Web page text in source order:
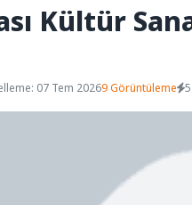
Kültür
07 Tem 20269 Görüntüleme